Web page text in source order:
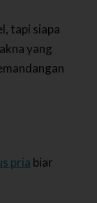
tapi siapa
yang
pria biar